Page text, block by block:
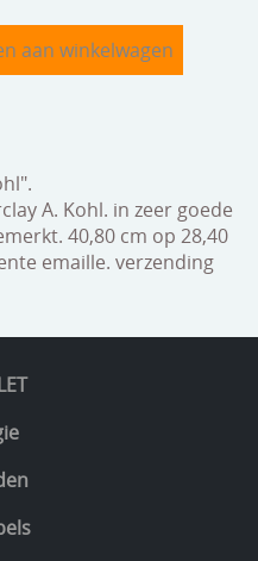
A. Kohl. in zeer goede
40,80 cm op 28,40
emaille. verzending